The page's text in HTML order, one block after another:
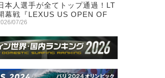
本人選手が全てトップ通過！LT
幕戦『LEXUS US OPEN OF
』初日
07/26